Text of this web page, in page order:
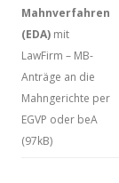
Mahnverfahren
(EDA) mit
LawFirm – MB-
Anträge an die
Mahngerichte per
EGVP oder beA
(97kB)